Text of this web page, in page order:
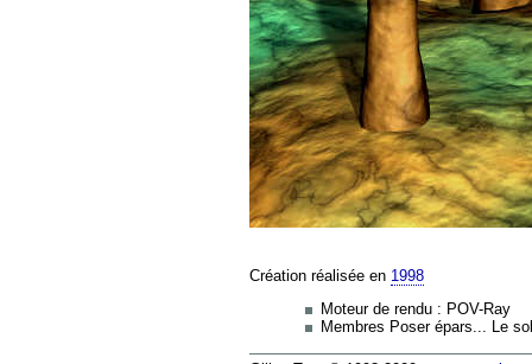
Création réalisée en 1998
Moteur de rendu : POV-Ray
Membres Poser épars... Le